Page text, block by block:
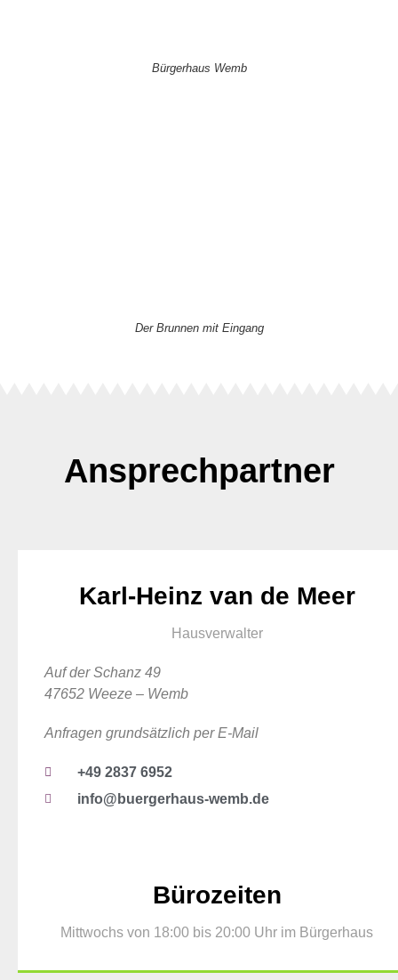
Bürgerhaus Wemb
Der Brunnen mit Eingang
Ansprechpartner
Karl-Heinz van de Meer
Hausverwalter
Auf der Schanz 49
47652 Weeze – Wemb
Anfragen grundsätzlich per E-Mail
+49 2837 6952
info@buergerhaus-wemb.de
Bürozeiten
Mittwochs von 18:00 bis 20:00 Uhr im Bürgerhaus